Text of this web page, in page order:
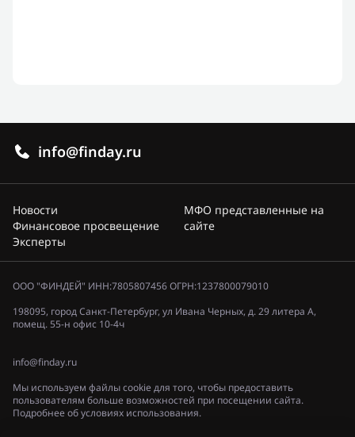
info@finday.ru
Новости
Финансовое просвещение
Эксперты
МФО представленные на
сайте
ООО "ФИНДЕЙ" ИНН:7805807456 ОГРН:1237800079010
198095, город Санкт-Петербург, ул Ивана Черных, д. 29 литера А,
помещ. 55-н офис 10-4ч
info@finday.ru
Мы используем файлы cookie для того, чтобы предоставить
пользователям больше возможностей при посещении сайта.
Подробнее об условиях использования.